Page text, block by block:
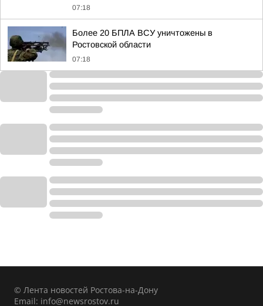
07:18
Более 20 БПЛА ВСУ уничтожены в
Ростовской области
07:18
© Лента новостей Ростова-на-Дону
Email: info@newsrostov.ru